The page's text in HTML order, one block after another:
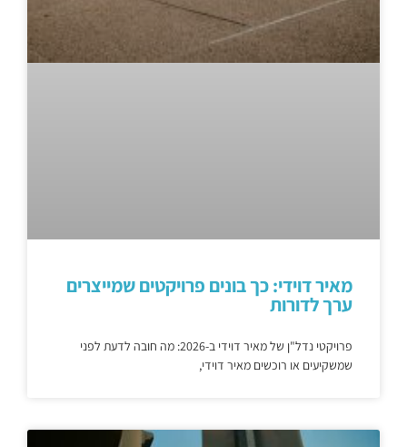
מאיר דוידי: כך בונים פרויקטים שמייצרים
ערך לדורות
פרויקטי נדל"ן של מאיר דוידי ב-2026: מה חובה לדעת לפני
שמשקיעים או רוכשים מאיר דוידי,